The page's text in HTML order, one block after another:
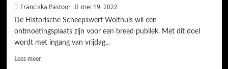
Franciska Pastoor mei 19, 2022
De Historische Scheepswerf Wolthuis wil een
ontmoetingsplaats zijn voor een breed publiek. Met dit doel
wordt met ingang van vrijdag...
Lees meer